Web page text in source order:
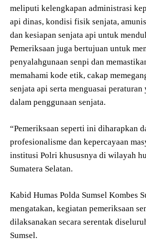
meliputi kelengkapan administrasi
api dinas, kondisi fisik senjata,
dan kesiapan senjata api untuk
Pemeriksaan juga bertujuan untuk
penyalahgunaan senpi dan
memahami kode etik, cakap
senjata api serta menguasai peraturan
dalam penggunaan senjata.
“Pemeriksaan seperti ini diharapkan
profesionalisme dan kepercayaan
institusi Polri khususnya di wilayah
Sumatera Selatan.
Kabid Humas Polda Sumsel Kombes
mengatakan, kegiatan pemeriksaan
dilaksanakan secara serentak
Sumsel.